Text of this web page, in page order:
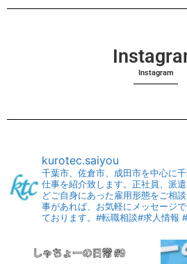
Instagram
kurotec.saiyou
千葉市、佐倉市、成田市を中心に
仕事を紹介致します。正社員、派
どご自身にあった雇用形態をご相
事があれば、お気軽にメッセージ
ております。#転職相談#求人情報